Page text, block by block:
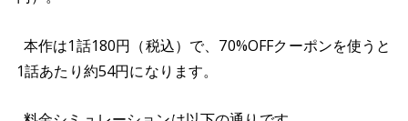
本作は1話180円（税込）で、70%OFFクーポンを使うと
1話あたり約54円になります。